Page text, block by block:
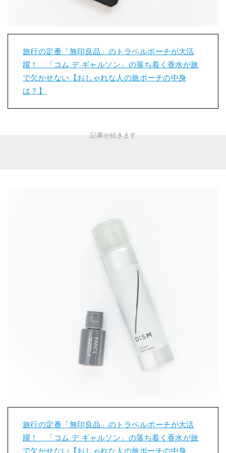
旅行の定番「無印良品」のトラベルポーチが大活
躍！ 「コム デ ギャルソン」の落ち着く香水が旅
で欠かせない【おしゃれな人の旅ポーチの中身
は？】
旅行の定番「無印良品」のトラベルポーチが大活
躍！ 「コム デ ギャルソン」の落ち着く香水が旅
で欠かせない【おしゃれな人の旅ポーチの中身